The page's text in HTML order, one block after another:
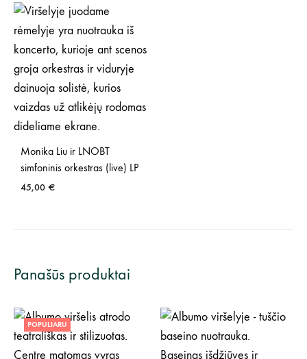
Monika Liu ir LNOBT
simfoninis orkestras (live) LP
45,00 €
Panašūs produktai
POPULIARU